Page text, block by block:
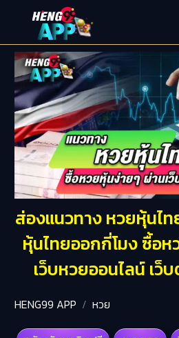
ส่องแนวทาง หวยหุ้นไ
หุ้นไทยออกกี่โมง ซื้อ
เว็บหวยออนไลน์ เว็
HENG99 APP หวย